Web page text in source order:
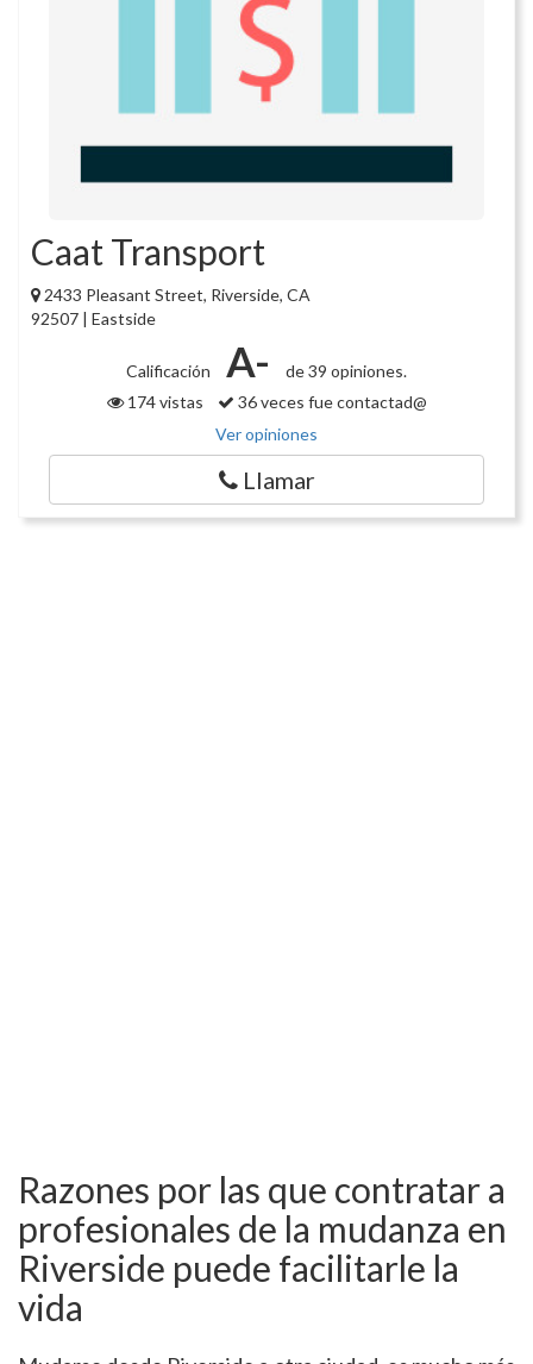
Caat Transport
2433 Pleasant Street, Riverside, CA
92507 | Eastside
Calificación A-
de 39 opiniones.
174 vistas
36 veces fue contactad@
Ver opiniones
Llamar
Razones por las que contratar a
profesionales de la mudanza en
Riverside puede facilitarle la
vida